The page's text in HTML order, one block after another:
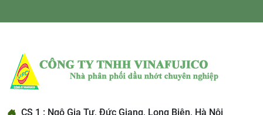
CS 1 : Ngô Gia Tự, Đức Giang, Long Biên, Hà Nội